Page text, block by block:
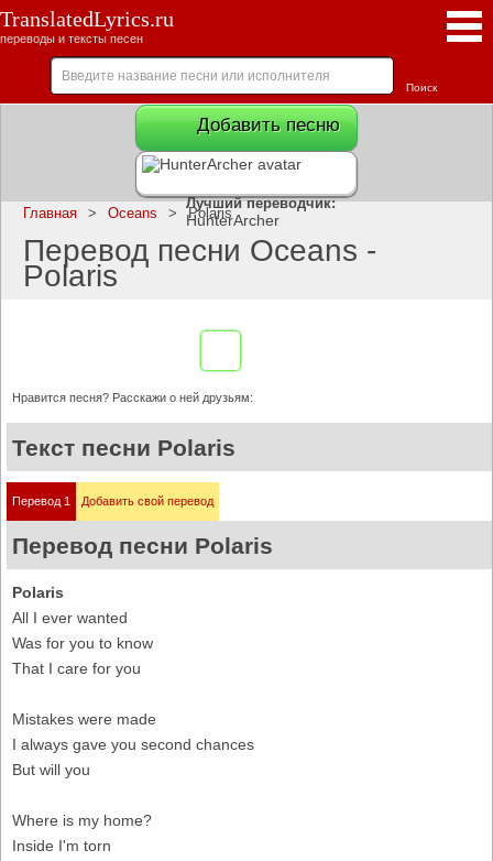
TranslatedLyrics.ru
переводы и тексты песен
Добавить песню
Лучший переводчик:
HunterArcher
Главная > Oceans > Polaris
Перевод песни Oceans -
Polaris
Нравится песня? Расскажи о ней друзьям:
Текст песни Polaris
Перевод 1 Добавить свой перевод
Перевод песни Polaris
Polaris
All I ever wanted
Was for you to know
That I care for you
Mistakes were made
I always gave you second chances
But will you
Where is my home?
Inside I'm torn